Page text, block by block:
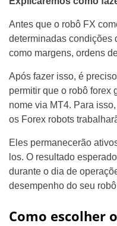
Antes que o robô FX
determinadas condições
como margens, ordens
Após fazer isso, é
permitir que o robô forex
nome via MT4. Para
os Forex robots
Eles permanecerão
los. O resultado
durante o dia de
desempenho do seu
Como escolher